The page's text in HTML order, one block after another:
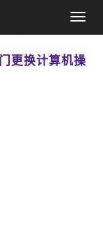
更换计算机操